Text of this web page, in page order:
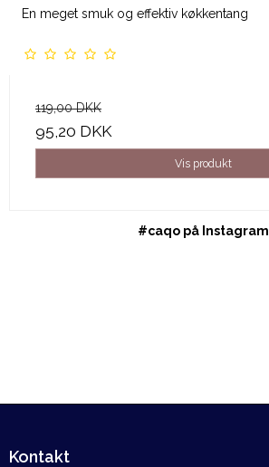
En meget smuk og effektiv køkkentang
119,00 DKK
95,20 DKK
Vis produkt
#caqo på Instagram
Kontakt